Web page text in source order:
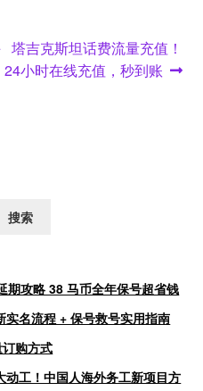
Next
post:
塔吉克斯坦话费流量充值！
24小时在线充值，秒到账
搜索
攻略 38 马币全年保号超省钱
名流程 + 保号救号实用指南
购方式
工！中国人海外务工新项目方